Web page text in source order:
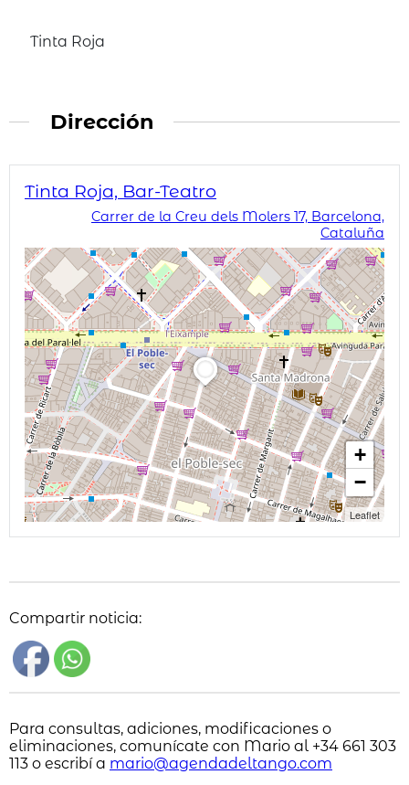
Tinta Roja
Dirección
Tinta Roja, Bar-Teatro
Carrer de la Creu dels Molers 17, Barcelona,
Cataluña
+
−
Leaflet
Compartir noticia:
Para consultas, adiciones, modificaciones o
eliminaciones, comunícate con Mario al +34 661 303
113 o escribí a mario@agendadeltango.com